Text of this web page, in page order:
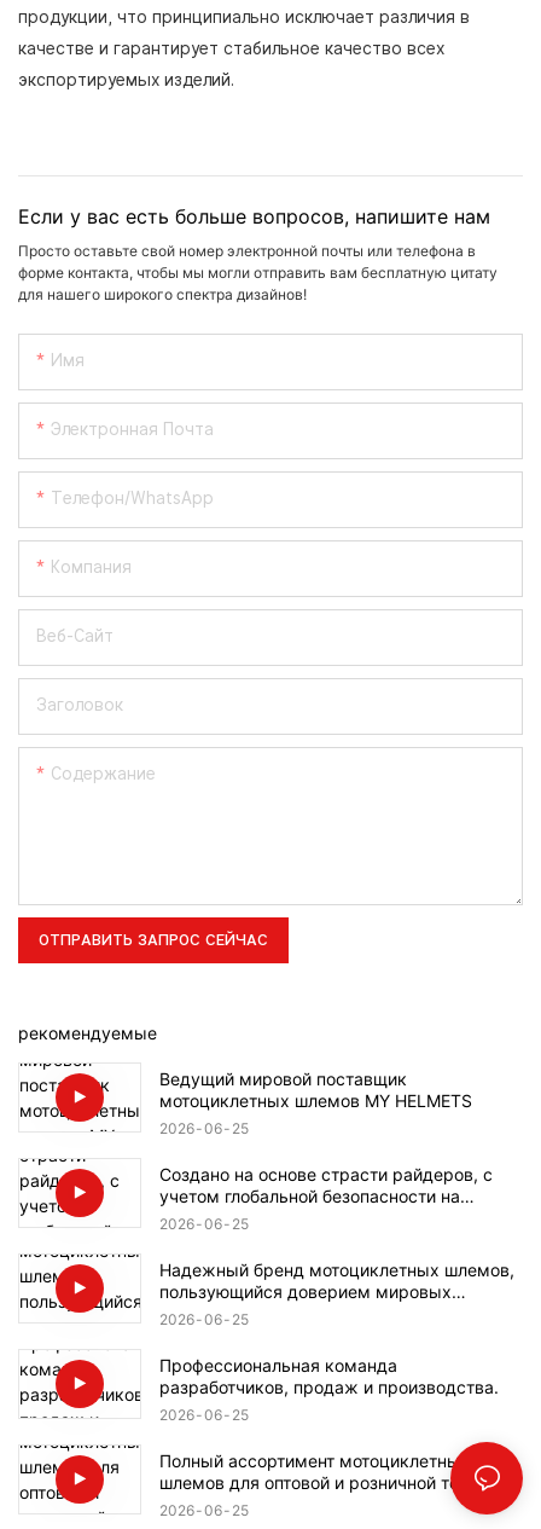
продукции, что принципиально исключает различия в
качестве и гарантирует стабильное качество всех
экспортируемых изделий.
Если у вас есть больше вопросов, напишите нам
Просто оставьте свой номер электронной почты или телефона в
форме контакта, чтобы мы могли отправить вам бесплатную цитату
для нашего широкого спектра дизайнов!
Имя
Электронная Почта
Телефон/WhatsApp
Компания
Веб-Сайт
Заголовок
Содержание
ОТПРАВИТЬ ЗАПРОС СЕЙЧАС
рекомендуемые
Ведущий мировой поставщик
мотоциклетных шлемов MY HELMETS
2026 06 25
Создано на основе страсти райдеров, с
учетом глобальной безопасности на
дорогах.
2026 06 25
Надежный бренд мотоциклетных шлемов,
пользующийся доверием мировых
дистрибьюторов.
2026 06 25
Профессиональная команда
разработчиков, продаж и производства.
2026 06 25
Полный ассортимент мотоциклетных
шлемов для оптовой и розничной торговли
по всему миру.
2026 06 25